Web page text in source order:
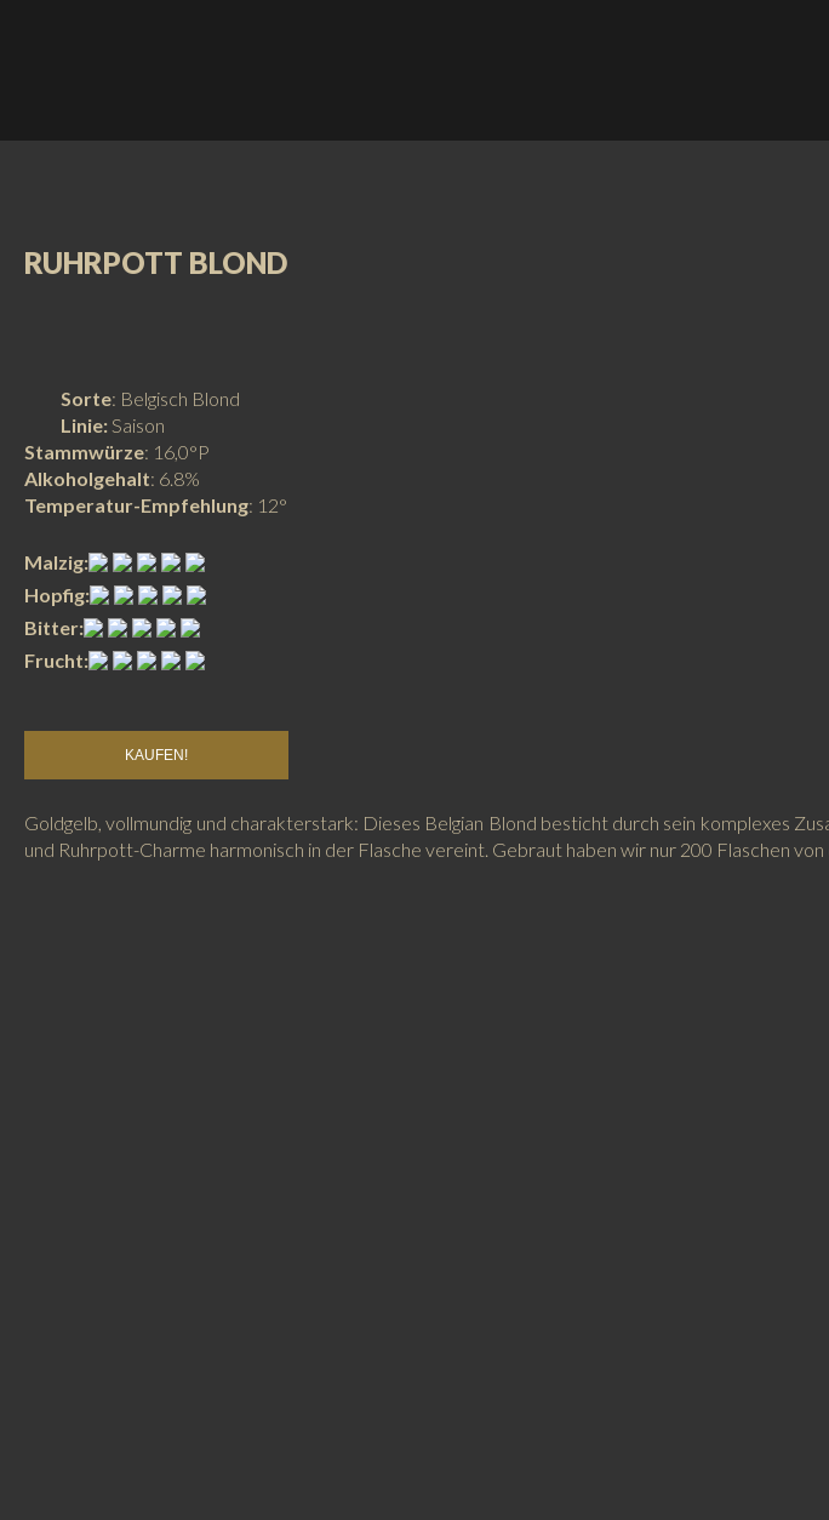
RUHRPOTT BLOND
Sorte: Belgisch Blond
Linie: Saison
Stammwürze: 16,0°P
Alkoholgehalt: 6.8%
Temperatur-Empfehlung: 12°
Malzig:
Hopfig:
Bitter:
Frucht:
KAUFEN!
Goldgelb, vollmundig und charakterstark: Dieses Belgian Blond besticht durch sein komplexes
und Ruhrpott-Charme harmonisch in der Flasche vereint. Gebraut haben wir nur 200 Flaschen